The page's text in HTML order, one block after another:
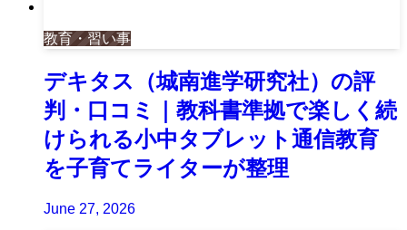
教育・習い事
デキタス（城南進学研究社）の評
判・口コミ｜教科書準拠で楽しく続
けられる小中タブレット通信教育
を子育てライターが整理
June 27, 2026